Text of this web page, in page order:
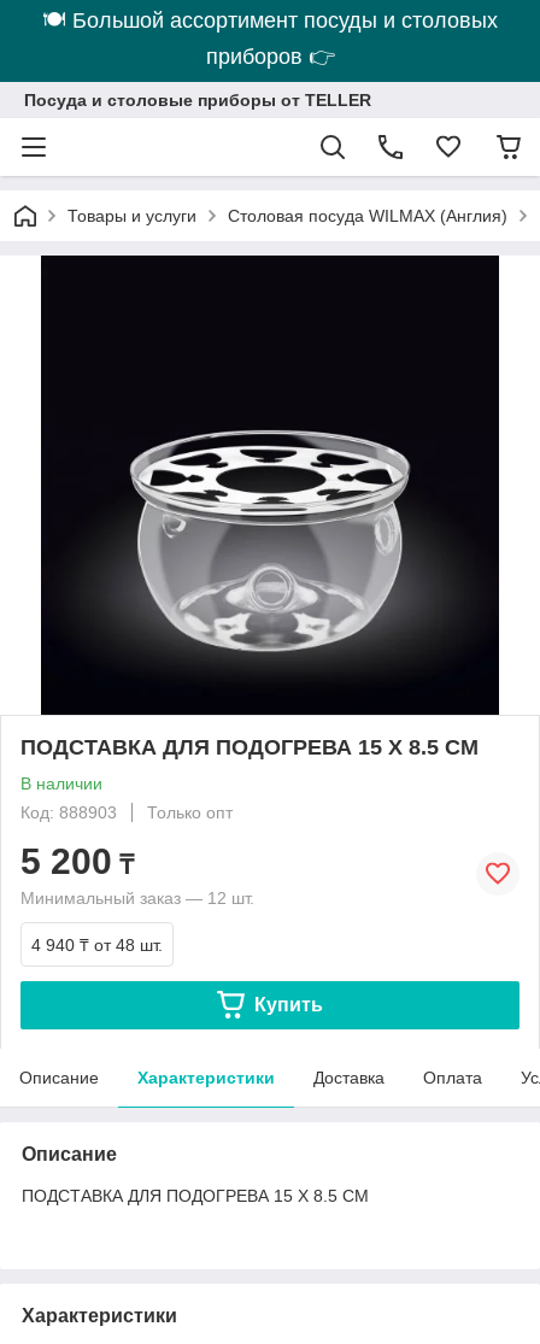
🍽 Большой ассортимент посуды и столовых
приборов 👉
Посуда и столовые приборы от TELLER
Товары и услуги Столовая посуда WILMAX (Англия)
ПОДСТАВКА ДЛЯ ПОДОГРЕВА 15 X 8.5 CM
В наличии
Код: 888903
Только опт
5 200 ₸
Минимальный заказ — 12 шт.
4 940 ₸ от 48 шт.
Купить
Описание Характеристики Доставка Оплата
Описание
ПОДСТАВКА ДЛЯ ПОДОГРЕВА 15 X 8.5 CM
Характеристики